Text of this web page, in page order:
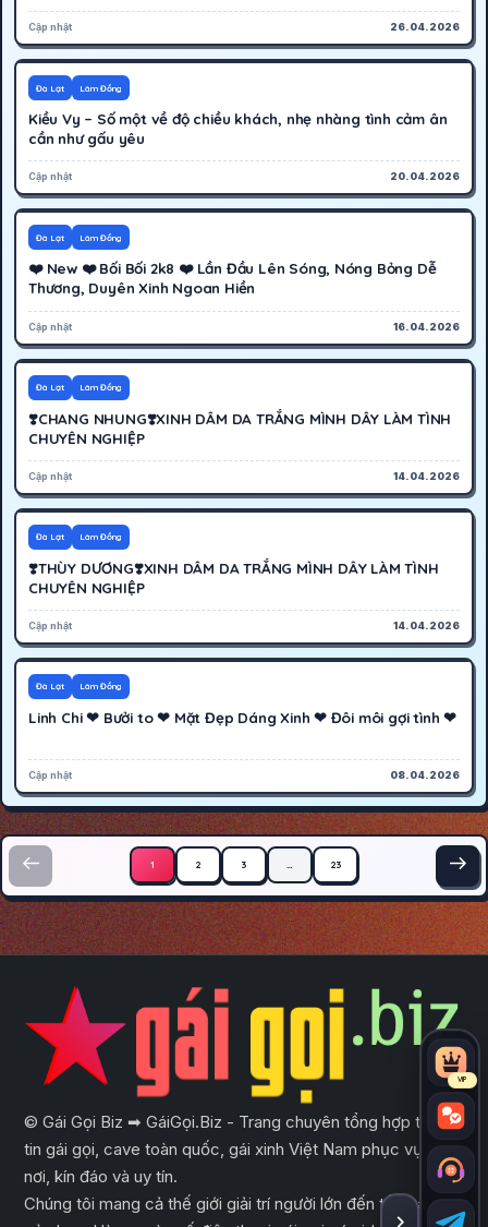
Cập nhật 26.04.2026
400K
Đà Lạt Lâm Đồng
Kiều Vy – Số một về độ chiều khách, nhẹ nhàng tình cảm ân
cần như gấu yêu
Cập nhật 20.04.2026
600K
Đà Lạt Lâm Đồng
❤️ New ❤️ Bối Bối 2k8 ❤️ Lần Đầu Lên Sóng, Nóng Bỏng Dễ
Thương, Duyên Xinh Ngoan Hiền
Cập nhật 16.04.2026
400K
Đà Lạt Lâm Đồng
❣️CHANG NHUNG❣️XINH DÂM DA TRẮNG MÌNH DÂY LÀM TÌNH
CHUYÊN NGHIỆP
Cập nhật 14.04.2026
500K
Đà Lạt Lâm Đồng
❣️THÙY DƯƠNG❣️XINH DÂM DA TRẮNG MÌNH DÂY LÀM TÌNH
CHUYÊN NGHIỆP
Cập nhật 14.04.2026
400K
Đà Lạt Lâm Đồng
Linh Chi ❤ Bưởi to ❤ Mặt Đẹp Dáng Xinh ❤ Đôi môi gợi tình ❤
Cập nhật 08.04.2026
Phân trang bài viết
1 2 3 … 23
© Gái Gọi Biz ➡ GáiGọi.Biz - Trang chuyên tổng hợp thông
tin gái gọi, cave toàn quốc, gái xinh Việt Nam phục vụ tận
nơi, kín đáo và uy tín.
Chúng tôi mang cả thế giới giải trí người lớn đến tầm tay
VIP